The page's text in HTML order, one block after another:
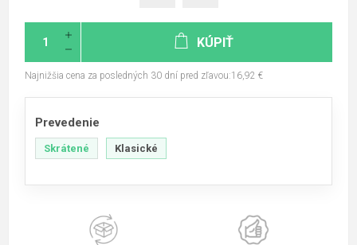
KÚPIŤ
Najnižšia cena za posledných 30 dní pred zľavou:16,92 €
Prevedenie
Skrátené Klasické